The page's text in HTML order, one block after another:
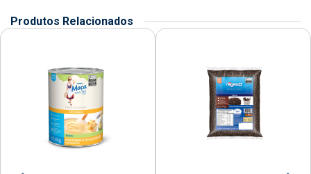
Produtos Relacionados